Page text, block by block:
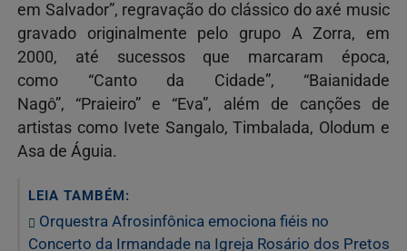
em Salvador”, regravação do clássico do axé music
gravado originalmente pelo grupo A Zorra, em
2000, até sucessos que marcaram época,
como “Canto da Cidade”, “Baianidade
Nagô”, “Praieiro” e “Eva”, além de canções de
artistas como Ivete Sangalo, Timbalada, Olodum e
Asa de Águia.
LEIA TAMBÉM:
Orquestra Afrosinfônica emociona fiéis no
Concerto da Irmandade na Igreja Rosário dos Pretos